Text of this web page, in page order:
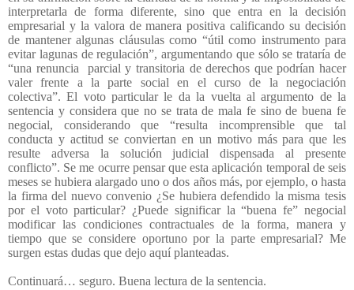
interpretarla de forma diferente, sino que entra en la decisión
empresarial y la valora de manera positiva calificando su decisión
de mantener algunas cláusulas como “útil como instrumento para
evitar lagunas de regulación”, argumentando que sólo se trataría de
“una renuncia
parcial y transitoria de derechos que podrían hacer
valer frente a la parte social en el curso de la negociación
colectiva”. El voto particular le da la vuelta al argumento de la
sentencia y considera que no se trata de mala fe sino de buena fe
negocial, considerando que “resulta incomprensible que tal
conducta y actitud se conviertan en un motivo más para que les
resulte adversa la solución judicial dispensada al presente
conflicto”. Se me ocurre pensar que esta aplicación temporal de seis
meses se hubiera alargado uno o dos años más, por ejemplo, o hasta
la firma del nuevo convenio ¿Se hubiera defendido la misma tesis
por el voto particular? ¿Puede significar la “buena fe” negocial
modificar las condiciones contractuales de la forma, manera y
tiempo que se considere oportuno por la parte empresarial? Me
surgen estas dudas que dejo aquí planteadas.
Continuará… seguro. Buena lectura de la sentencia.